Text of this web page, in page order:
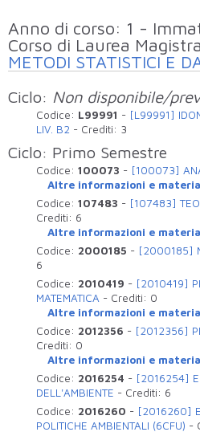
Elenco degli
erogati nell'anno
Anno di corso: 1 -
Corso di Laurea
METODI STATISTICI E
Ciclo: Non disponibile/
Codice: L99991 - [L99991]
LIV. B2 - Crediti: 3
Ciclo: Primo Semestre
Codice:100073 - [100073]
Altre informazioni e
Codice:107483 - [107483]
Crediti: 6
Altre informazioni e
Codice: 2000185 - [2000185]
6
Codice: 2010419 - [2010419]
MATEMATICA - Crediti: 0
Altre informazioni e
Codice: 2012356 - [2012356]
Crediti: 0
Altre informazioni e
Codice: 2016254 - [2016254]
DELL'AMBIENTE - Crediti: 6
Codice: 2016260 - [2016260]
POLITICHE AMBIENTALI (6CFU) -